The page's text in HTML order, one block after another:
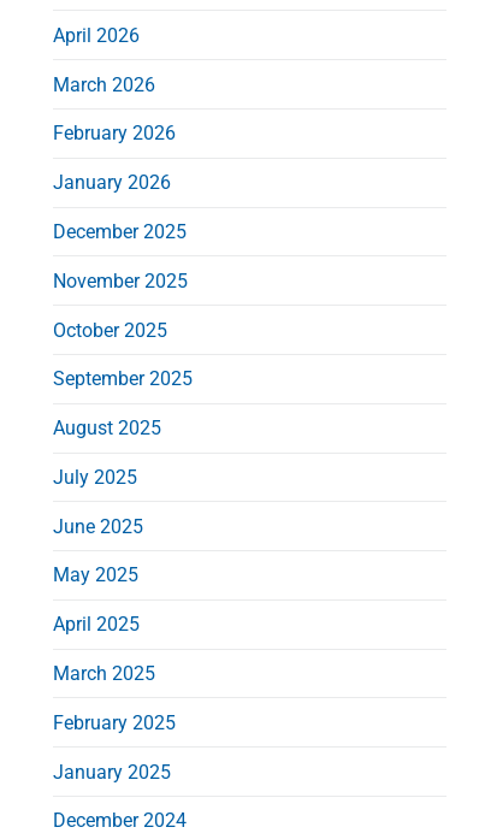
April 2026
March 2026
February 2026
January 2026
December 2025
November 2025
October 2025
September 2025
August 2025
July 2025
June 2025
May 2025
April 2025
March 2025
February 2025
January 2025
December 2024